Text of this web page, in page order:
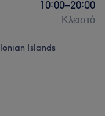
10:00–20:00
Κλειστό
Ionian Islands